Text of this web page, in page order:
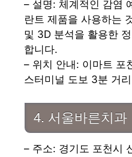
– 설명: 체계적인 감염
란트 제품을 사용하는
및 3D 분석을 활용한
합니다.
– 위치 안내: 이마트 포
스터미널 도보 3분 거리
4. 서울바른치과
– 주소: 경기도 포천시